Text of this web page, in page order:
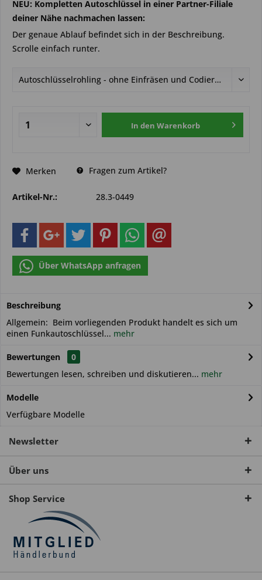
NEU: Kompletten Autoschlüssel in einer Partner-Filiale
deiner Nähe nachmachen lassen:
Der genaue Ablauf befindet sich in der Beschreibung.
Scrolle einfach runter.
In den Warenkorb
Merken Fragen zum Artikel?
Artikel-Nr.: 28.3-0449
Über WhatsApp anfragen
Beschreibung
Allgemein: Beim vorliegenden Produkt handelt es sich um
einen Funkautoschlüssel... mehr
Bewertungen
0
Bewertungen lesen, schreiben und diskutieren... mehr
Modelle
Verfügbare Modelle
Newsletter
Über uns
Shop Service